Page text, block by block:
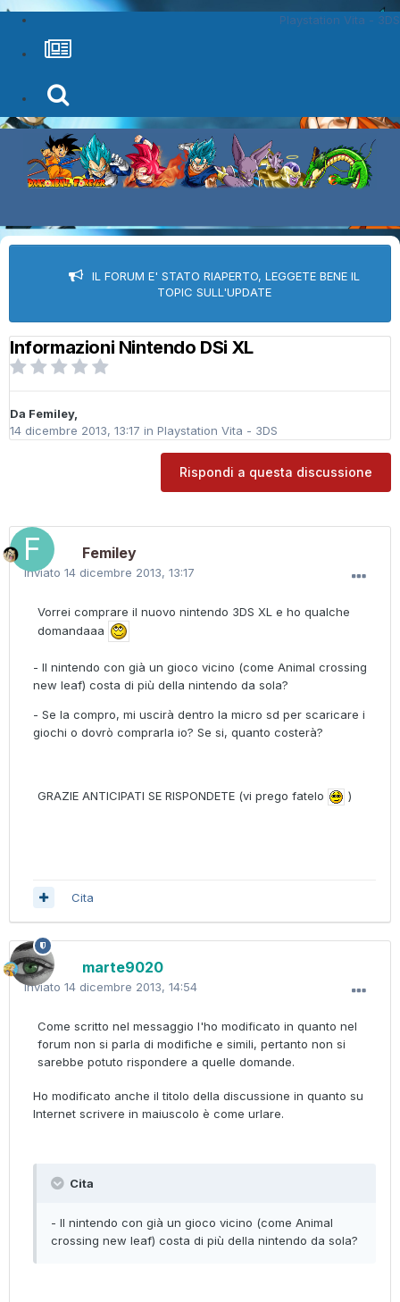
Playstation Vita - 3DS
IL FORUM E' STATO RIAPERTO, LEGGETE BENE IL
TOPIC SULL'UPDATE
Informazioni Nintendo DSi XL
Da Femiley,
14 dicembre 2013, 13:17 in Playstation Vita - 3DS
Rispondi a questa discussione
Femiley
Inviato 14 dicembre 2013, 13:17
Vorrei comprare il nuovo nintendo 3DS XL e ho qualche
domandaaa
- Il nintendo con già un gioco vicino (come Animal crossing
new leaf) costa di più della nintendo da sola?
- Se la compro, mi uscirà dentro la micro sd per scaricare i
giochi o dovrò comprarla io? Se si, quanto costerà?
GRAZIE ANTICIPATI SE RISPONDETE (vi prego fatelo )
Cita
marte9020
Inviato 14 dicembre 2013, 14:54
Come scritto nel messaggio l'ho modificato in quanto nel
forum non si parla di modifiche e simili, pertanto non si
sarebbe potuto rispondere a quelle domande.
Ho modificato anche il titolo della discussione in quanto su
Internet scrivere in maiuscolo è come urlare.
Cita
- Il nintendo con già un gioco vicino (come Animal
crossing new leaf) costa di più della nintendo da sola?